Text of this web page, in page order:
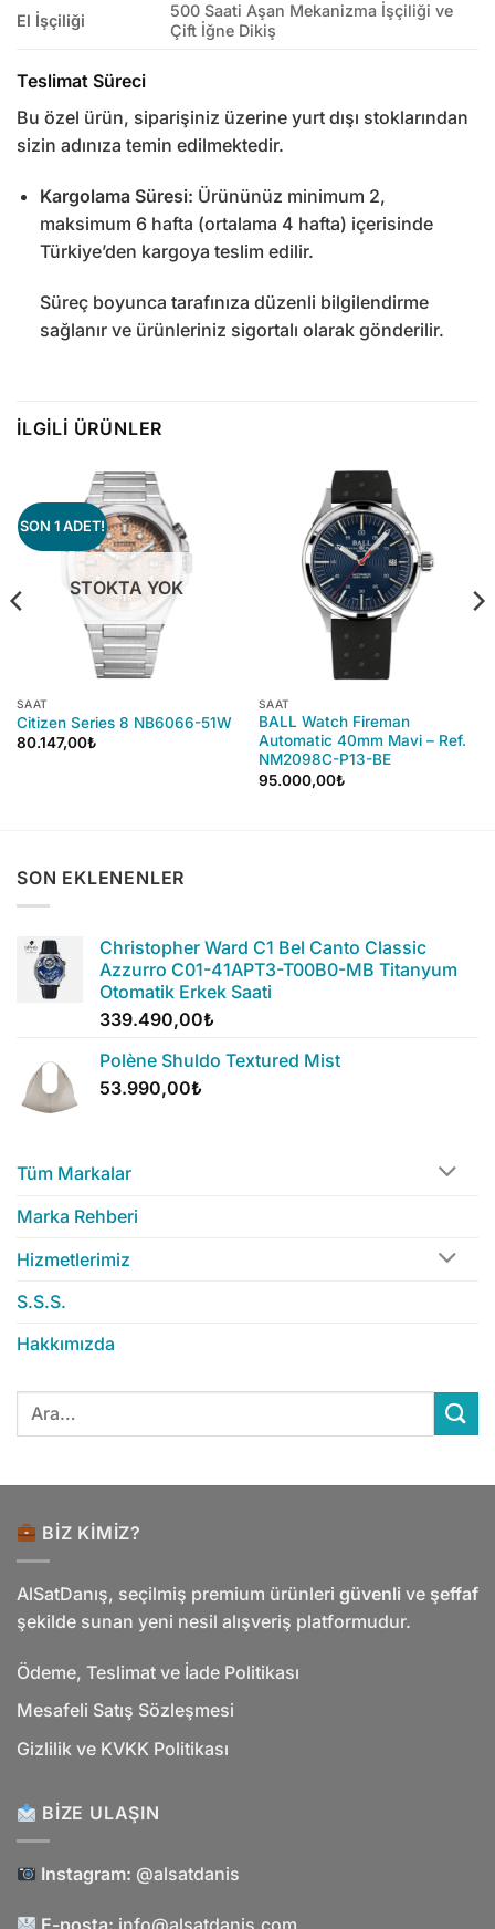
El İşçiliği
500 Saati Aşan Mekanizma İşçiliği ve
Çift İğne Dikiş
Teslimat Süreci
Bu özel ürün, siparişiniz üzerine yurt dışı stoklarından
sizin adınıza temin edilmektedir.
Kargolama Süresi: Ürününüz minimum 2,
maksimum 6 hafta (ortalama 4 hafta) içerisinde
Türkiye’den kargoya teslim edilir.
Süreç boyunca tarafınıza düzenli bilgilendirme
sağlanır ve ürünleriniz sigortalı olarak gönderilir.
İLGILI ÜRÜNLER
SON 1 ADET!
STOKTA YOK
SAAT
Citizen Series 8 NB6066-51W
80.147,00₺
SAAT
BALL Watch Fireman
Automatic 40mm Mavi – Ref.
NM2098C-P13-BE
95.000,00₺
SON EKLENENLER
Christopher Ward C1 Bel Canto Classic
Azzurro C01-41APT3-T00B0-MB Titanyum
Otomatik Erkek Saati
339.490,00₺
Polène Shuldo Textured Mist
53.990,00₺
Tüm Markalar
Marka Rehberi
Hizmetlerimiz
S.S.S.
Hakkımızda
Ara:
BIZ KIMIZ?
AlSatDanış, seçilmiş premium ürünleri güvenli ve şeffaf
şekilde sunan yeni nesil alışveriş platformudur.
Ödeme, Teslimat ve İade Politikası
Mesafeli Satış Sözleşmesi
Gizlilik ve KVKK Politikası
BIZE ULAŞIN
Instagram: @alsatdanis
E-posta: info@alsatdanis.com